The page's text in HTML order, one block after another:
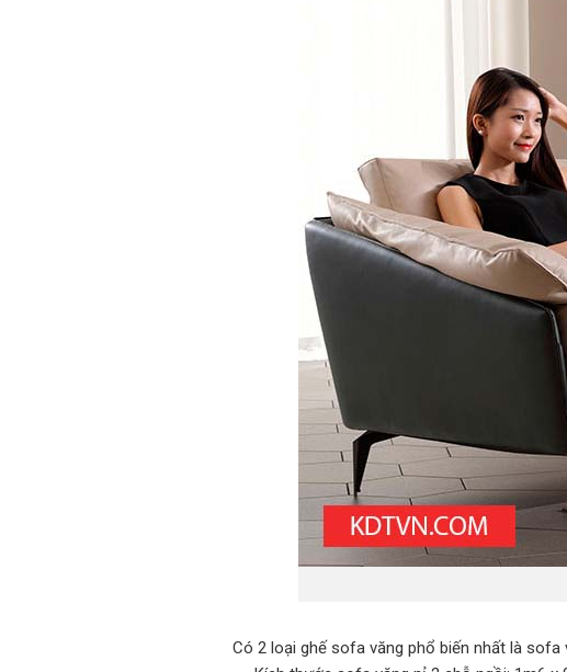
Có 2 loại ghế sofa văng phổ biến nhất là